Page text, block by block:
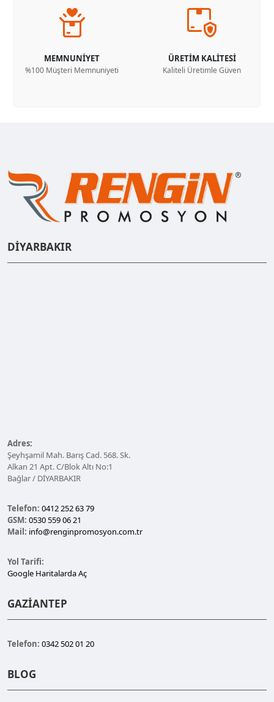
MEMNUNİYET
%100 Müşteri Memnuniyeti
ÜRETİM KALİTESİ
Kaliteli Üretimle Güven
DİYARBAKIR
Adres:
Şeyhşamil Mah. Barış Cad. 568. Sk.
Alkan 21 Apt. C/Blok Altı No:1
Bağlar / DİYARBAKIR
Telefon: 0412 252 63 79
GSM: 0530 559 06 21
Mail: info@renginpromosyon.com.tr
Yol Tarifi:
Google Haritalarda Aç
GAZİANTEP
Telefon: 0342 502 01 20
BLOG